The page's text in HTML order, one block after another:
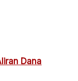
Dana